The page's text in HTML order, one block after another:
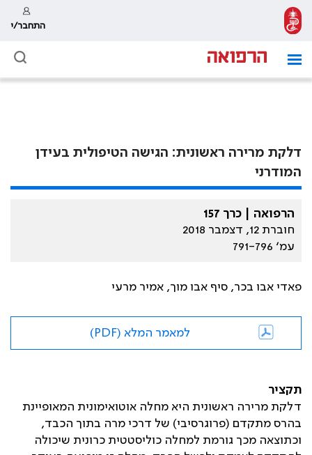
התחבר/י
דלקת מרירה ראשונית: הגישה הטיפולית בעידן
המודרני
הרפואה | כרך 157
חוברת 12, דצמבר 2018
עמ׳ 791-796
פאדי אבו בכר, סיף אבו מוך, אמיר מרעי
למאמר המלא (PDF)
תקציר
דלקת מרירה ראשונית היא מחלה אוטואימונית המאופיינת
בהרס מתקדם (פרוגרסיבי) של דרכי מרה בתוך הכבד,
וכתוצאה מכך גורמת למחלה כוליסטטית כרונית שיכולה